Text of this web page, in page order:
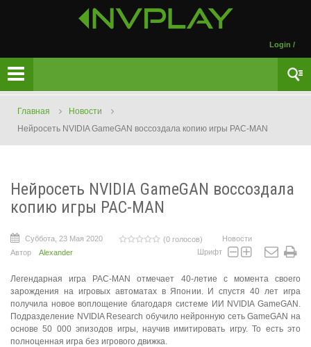
Login /
Главная
Новости
Нейросеть NVIDIA GameGAN воссоздала копию игры PAC-MAN
Нейросеть NVIDIA GameGAN воссоздала
копию игры PAC-MAN
Суббота, 23 Мая 2020 (0 голосов)
Новости
Автор
Alexander Шрифт
Легендарная игра PAC-MAN отмечает 40-летие с момента своего
зарождения на игровых автоматах в Японии. И спустя 40 лет игра
получила новое воплощение благодаря системе ИИ NVIDIA GameGAN.
Подразделение NVIDIA Research обучило нейронную сеть GameGAN на
основе 50 000 эпизодов игры, научив имитировать игру. То есть это
полноценная игра без игрового движка.